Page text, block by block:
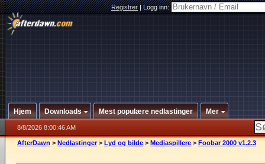
Registrer|Logg inn:
Hjem Downloads Mest populære nedlastinger Mer
8/8/2026 8:00:46 AM
AfterDawn > Nedlastinger > Lyd og bilde > Mediaspillere > Foobar 2000 v1.2.3